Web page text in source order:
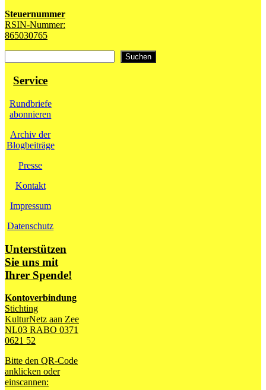
Steuernummer
RSIN-Nummer:
865030765
Suchen
Service
Rundbriefe
abonnieren
Archiv der
Blogbeiträge
Presse
Kontakt
Impressum
Datenschutz
Unterstützen
Sie uns mit
Ihrer Spende!
Kontoverbindung
Stichting
KulturNetz aan Zee
NL03 RABO 0371
0621 52
Bitte den QR-Code
anklicken oder
einscannen: